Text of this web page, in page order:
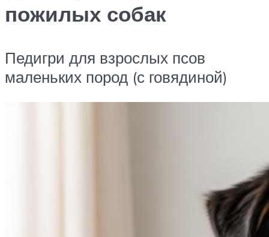
пожилых собак
Педигри для взрослых псов
маленьких пород (с говядиной)